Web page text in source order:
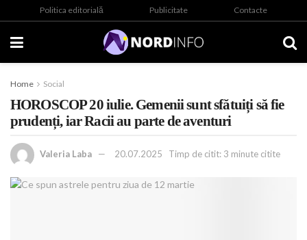
Politica editorială Publicitate Contacte
Home Social
HOROSCOP 20 iulie. Gemenii sunt sfătuiți să fie
prudenți, iar Racii au parte de aventuri
Valeria Laba 20.07.2025 Timp de citit: 3 minute citite